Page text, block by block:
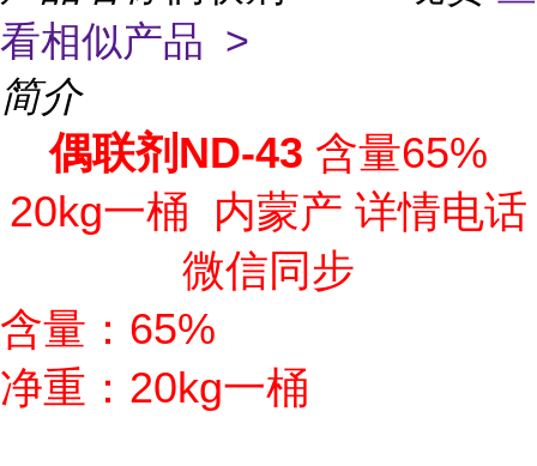
看相似产品 >
简介
偶联剂ND-43 含量65%
20kg一桶 内蒙产 详情电话
微信同步
含量：65%
净重：20kg一桶